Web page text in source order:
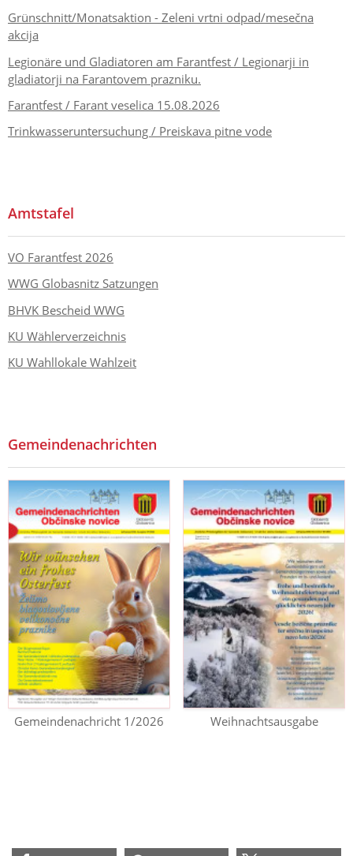
Grünschnitt/Monatsaktion - Zeleni vrtni odpad/mesečna
akcija
Legionäre und Gladiatoren am Farantfest / Legionarji in
gladiatorji na Farantovem prazniku.
Farantfest / Farant veselica 15.08.2026
Trinkwasseruntersuchung / Preiskava pitne vode
Amtstafel
VO Farantfest 2026
WWG Globasnitz Satzungen
BHVK Bescheid WWG
KU Wählerverzeichnis
KU Wahllokale Wahlzeit
Gemeindenachrichten
Gemeindenachricht 1/2026 Weihnachtsausgabe